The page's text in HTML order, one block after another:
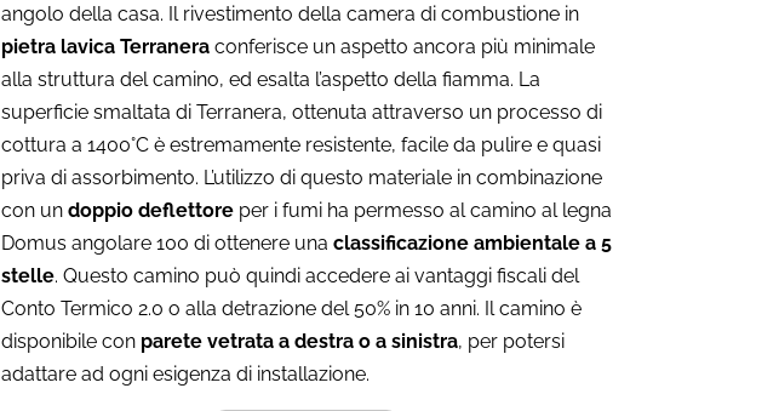
angolo della casa. Il rivestimento della camera di combustione in
pietra lavica Terraneraconferisce un aspetto ancora più minimale
alla struttura del camino, ed esalta l’aspetto della fiamma. La
superficie smaltata di Terranera, ottenuta attraverso un processo di
cottura a 1400°C è estremamente resistente, facile da pulire e quasi
priva di assorbimento. L’utilizzo di questo materiale in combinazione
con un doppio deflettoreper i fumi ha permesso al camino al legna
Domus angolare 100 di ottenere una classificazione ambientale a 5
stelle. Questo camino può quindi accedere ai vantaggi fiscali del
Conto Termico 2.0 o alla detrazione del 50% in 10 anni. Il camino è
disponibile con parete vetrata a destra o a sinistra, per potersi
adattare ad ogni esigenza di installazione.